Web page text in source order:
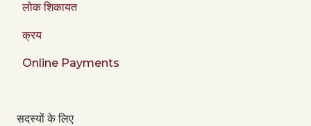
लोक शिकायत
क्रय
Online Payments
सदस्यों के लिए